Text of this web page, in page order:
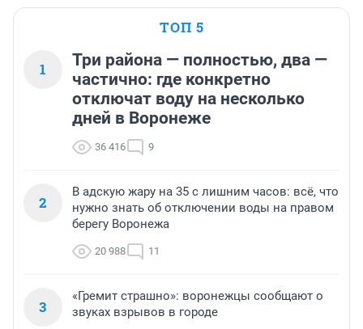
ТОП 5
1
Три района — полностью, два —
частично: где конкретно
отключат воду на несколько
дней в Воронеже
36 416 9
2
В адскую жару на 35 с лишним часов: всё, что
нужно знать об отключении воды на правом
берегу Воронежа
20 988 11
3
«Гремит страшно»: воронежцы сообщают о
звуках взрывов в городе